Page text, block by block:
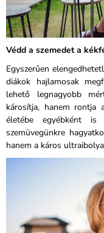
Védd a szemedet a
Egyszerűen
diákok hajlamosak
lehető legnagyobb
károsítja, hanem rontja
életébe egyébként
szemüvegünkre
hanem a káros